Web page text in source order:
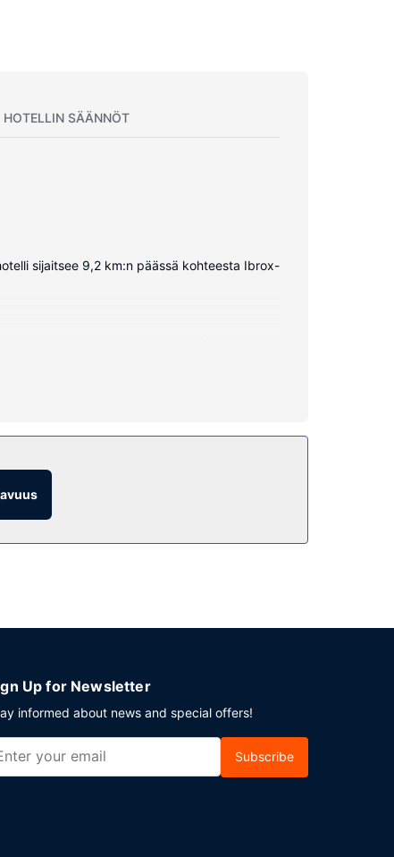
HOTELLIN SÄÄNNÖT
sijaitsee 9,2 km:n päässä kohteesta Ibrox-
ja kahvin-/vedenkeitin.
tarjoillaan päivittäin klo 6.00–10.00.
kuuluu maksullinen omatoiminen pysäköinti.
Up for Newsletter
informed about news and special offers!
Subscribe